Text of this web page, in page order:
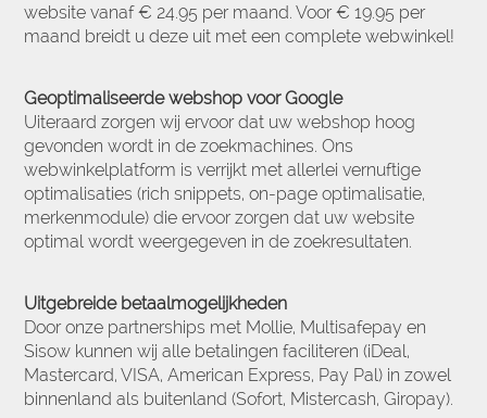
website vanaf € 24.95 per maand. Voor € 19.95 per
maand breidt u deze uit met een complete webwinkel!
Geoptimaliseerde webshop voor Google
Uiteraard zorgen wij ervoor dat uw webshop hoog
gevonden wordt in de zoekmachines. Ons
webwinkelplatform is verrijkt met allerlei vernuftige
optimalisaties (rich snippets, on-page optimalisatie,
merkenmodule) die ervoor zorgen dat uw website
optimal wordt weergegeven in de zoekresultaten.
Uitgebreide betaalmogelijkheden
Door onze partnerships met Mollie, Multisafepay en
Sisow kunnen wij alle betalingen faciliteren (iDeal,
Mastercard, VISA, American Express, Pay Pal) in zowel
binnenland als buitenland (Sofort, Mistercash, Giropay).